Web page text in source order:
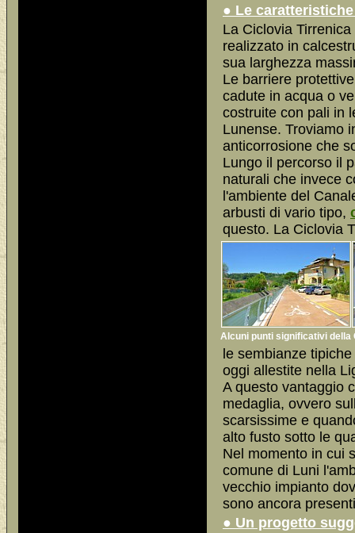
● Le
La Ciclovia
realizzato in
sua larghezza
Le barriere
cadute in acqua o
costruite con pali in
Lunense. Troviamo
anticorrosione che
Lungo il percorso il
naturali che invece
l'ambiente del
arbusti di vario tipo,
questo. La Ciclovia
Alcuni punti significativi della
le sembianze
oggi allestite nella
A questo vantaggio
medaglia, ovvero
scarsissime e
alto fusto sotto le
Nel momento in cui
comune di Luni
vecchio impianto
sono ancora
● Un progetto